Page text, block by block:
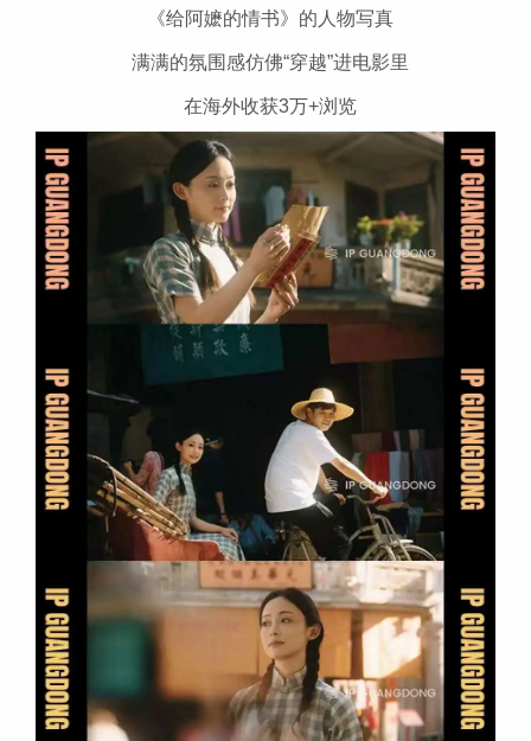
《给阿嬷的情书》的人物写真
满满的氛围感仿佛“穿越”进电影里
在海外收获3万+浏览